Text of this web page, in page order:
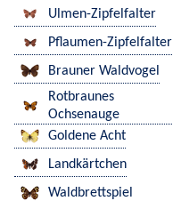
Ulmen-Zipfelfalter
Pflaumen-Zipfelfalter
Brauner Waldvogel
Rotbraunes
Ochsenauge
Goldene Acht
Landkärtchen
Waldbrettspiel